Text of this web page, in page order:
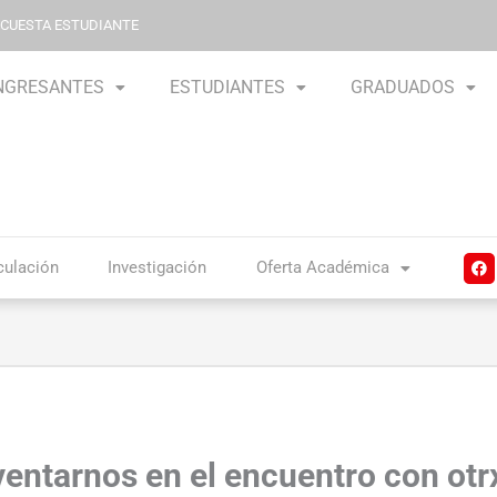
ESTUDIANTE
ESTUDIANTES GRADUADOS
Investigación Oferta Académica
F
a
k
en el encuentro con